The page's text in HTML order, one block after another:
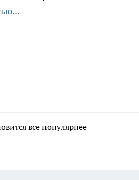
все популярнее